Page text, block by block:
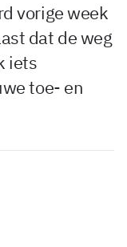
vorige week
dat de weg
iets
toe- en